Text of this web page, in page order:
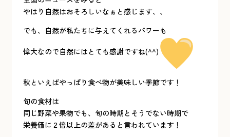
やはり自然はおそろしいなぁと感じます、、
でも、自然が私たちに与えてくれるパワーも
偉大なので自然にはとても感謝ですね(^^)
秋といえばやっぱり食べ物が美味しい季節です！
旬の食材は
同じ野菜や果物でも、旬の時期とそうでない時期で
栄養価に２倍以上の差があると言われています！